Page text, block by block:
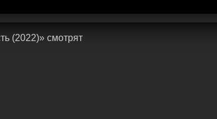
(2022)» cмoтpят